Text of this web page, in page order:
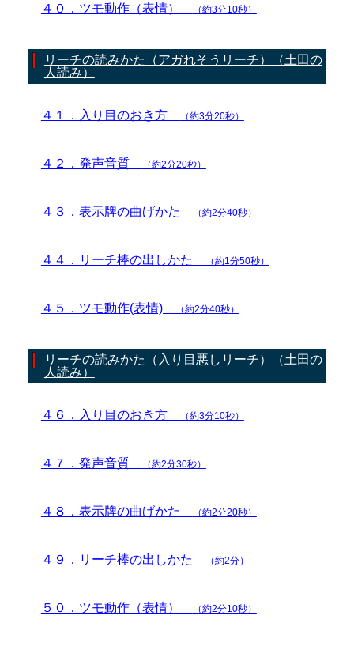
４０．ツモ動作（表情） （約3分10秒）
リーチの読みかた（アガれそうリーチ）（土田の
人読み）
４１．入り目のおき方 （約3分20秒）
４２．発声音質 （約2分20秒）
４３．表示牌の曲げかた （約2分40秒）
４４．リーチ棒の出しかた （約1分50秒）
４５．ツモ動作(表情) （約2分40秒）
リーチの読みかた（入り目悪しリーチ）（土田の
人読み）
４６．入り目のおき方 （約3分10秒）
４７．発声音質 （約2分30秒）
４８．表示牌の曲げかた （約2分20秒）
４９．リーチ棒の出しかた （約2分）
５０．ツモ動作（表情） （約2分10秒）